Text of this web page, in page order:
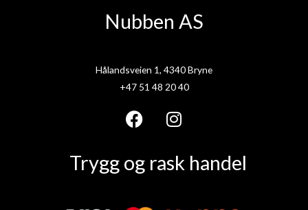
Nubben AS
Hålandsveien 1, 4340 Bryne
+47 51 48 20 40
F
c
b
I
n
s
Trygg og rask handel